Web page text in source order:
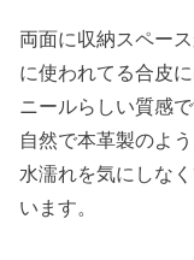
両面に収納スペー
に使われてる合皮
ニールらしい質感
自然で本革製のよ
水濡れを気にしな
います。